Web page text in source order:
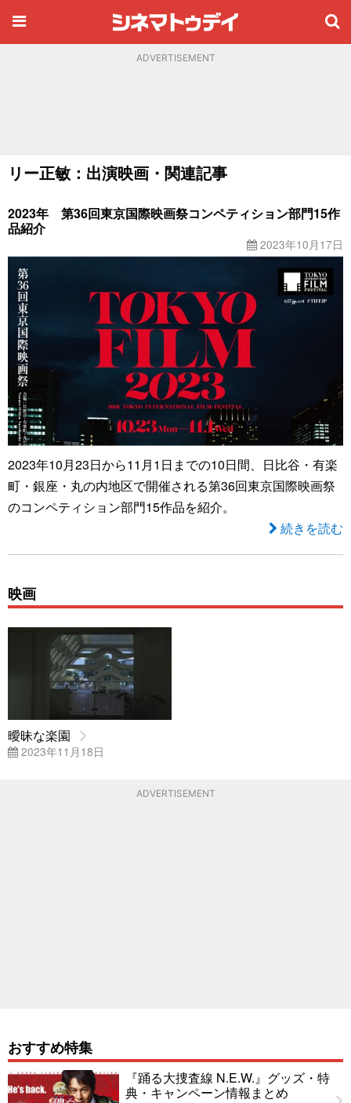
ADVERTISEMENT
リー正敏：出演映画・関連記事
2023年 第36回東京国際映画祭コンペティション部門15作
品紹介
2023年10月17日
2023年10月23日から11月1日までの10日間、日比谷・有楽
町・銀座・丸の内地区で開催される第36回東京国際映画祭
のコンペティション部門15作品を紹介。
続きを読む
映画
曖昧な楽園
2023年11月18日
ADVERTISEMENT
おすすめ特集
『踊る大捜査線 N.E.W.』グッズ・特
典・キャンペーン情報まとめ